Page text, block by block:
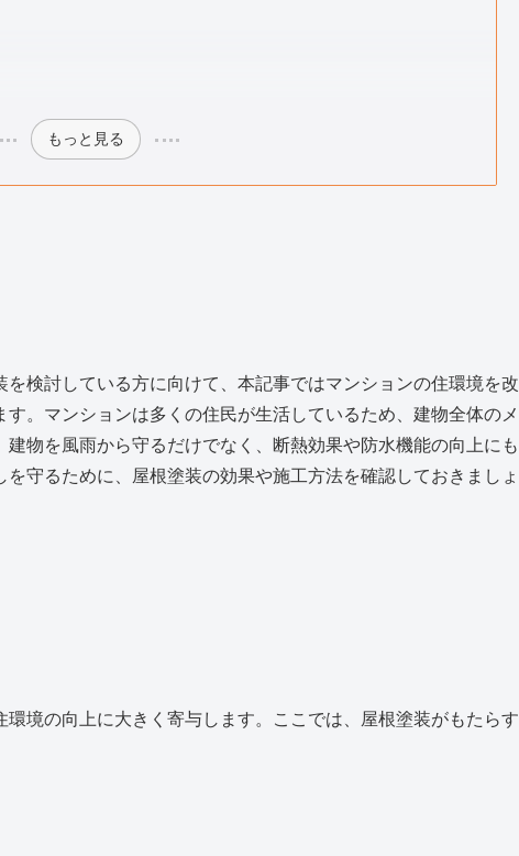
もっと見る
検討している方に向けて、本記事ではマンションの住環境を改
。マンションは多くの住民が生活しているため、建物全体のメ
物を風雨から守るだけでなく、断熱効果や防水機能の向上にも
守るために、屋根塗装の効果や施工方法を確認しておきましょ
境の向上に大きく寄与します。ここでは、屋根塗装がもたらす